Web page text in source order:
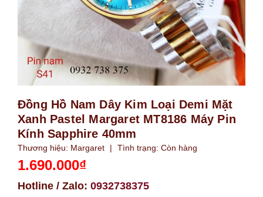
Đồng Hồ Nam Dây Kim Loại Demi Mặt
Xanh Pastel Margaret MT8186 Máy Pin
Kính Sapphire 40mm
Thương hiệu: Margaret | Tình trạng: Còn hàng
1.690.000₫
Hotline / Zalo: 0932738375